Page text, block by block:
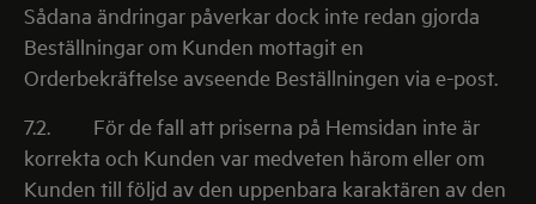
Sådana ändringar påverkar dock inte redan gjorda
Beställningar om Kunden mottagit en
Orderbekräftelse avseende Beställningen via e-post.
7.2. För de fall att priserna på Hemsidan inte är
korrekta och Kunden var medveten härom eller om
Kunden till följd av den uppenbara karaktären av den